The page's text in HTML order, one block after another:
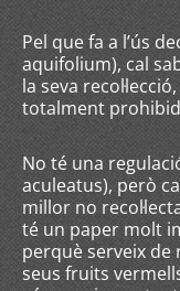
Pel que fa a l’ús
aquifolium), cal
la seva
totalment
No té una
aculeatus), però
millor no
té un paper molt
perquè serveix de
seus fruits